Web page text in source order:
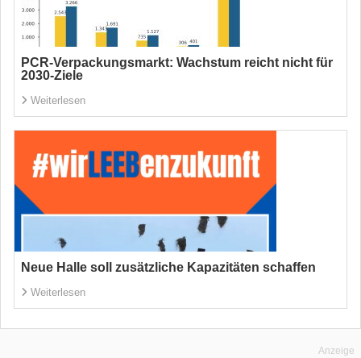
PCR-Verpackungsmarkt: Wachstum reicht nicht für
2030-Ziele
Weiterlesen
Neue Halle soll zusätzliche Kapazitäten schaffen
Weiterlesen
Anzeige